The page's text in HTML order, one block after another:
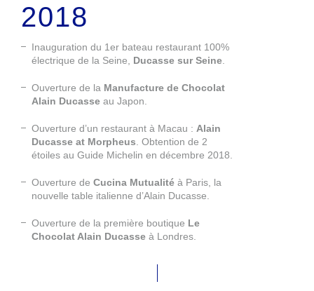
2018
Inauguration du 1er bateau restaurant 100%
électrique de la Seine, Ducasse sur Seine
Ouverture de la Manufacture de Chocolat
Alain Ducasse au Japon.
Ouverture d’un restaurant à Macau : Alain
Ducasse at Morpheus . Obtention de 2
étoiles au Guide Michelin en décembre 2018.
Ouverture de Cucina Mutualité à Paris, la
nouvelle table italienne d’Alain Ducasse.
Ouverture de la première boutique Le
Chocolat Alain Ducasse à Londres.